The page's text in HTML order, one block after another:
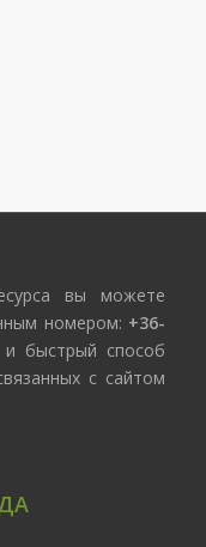
вы можете
номером: +36-
быстрый способ
с сайтом